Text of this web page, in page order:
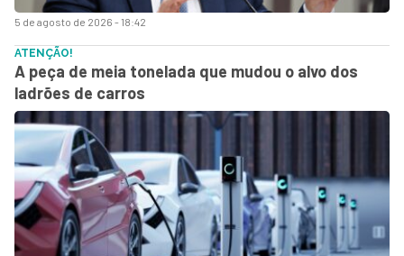
5 de agosto de 2026 - 18:42
ATENÇÃO!
A peça de meia tonelada que mudou o alvo dos
ladrões de carros